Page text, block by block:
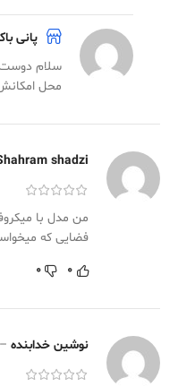
پانی
سلام دوست
محل
shadzi
من مدل با
فضایی که
0
0
نوشین خدابنده –